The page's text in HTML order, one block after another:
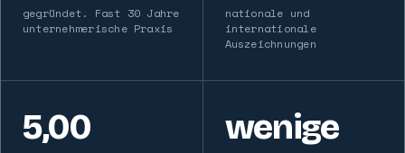
gegründet. Fast 30 Jahre
unternehmerische Praxis
nationale und
internationale
Auszeichnungen
5,00 wenige